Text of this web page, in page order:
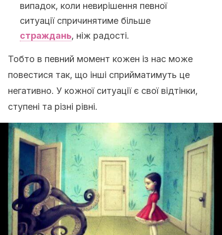
випадок, коли невирішення певної
ситуації спричинятиме більше
страждань, ніж радості.
Тобто в певний момент кожен із нас може
повестися так, що інші сприйматимуть це
негативно. У кожної ситуації є свої відтінки,
ступені та різні рівні.